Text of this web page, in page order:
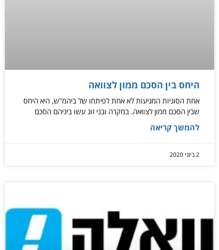
היחס בין הסכם ממון לצוואה
אחת הסוגיות המגיעות לא אחת לפיתחו של ביהמ"ש, היא היחס
שבין הסכם ממון לצוואה. במקרה ובני זוג עשו ביניהם הסכם
להמשך קריאה
2 ביוני 2020